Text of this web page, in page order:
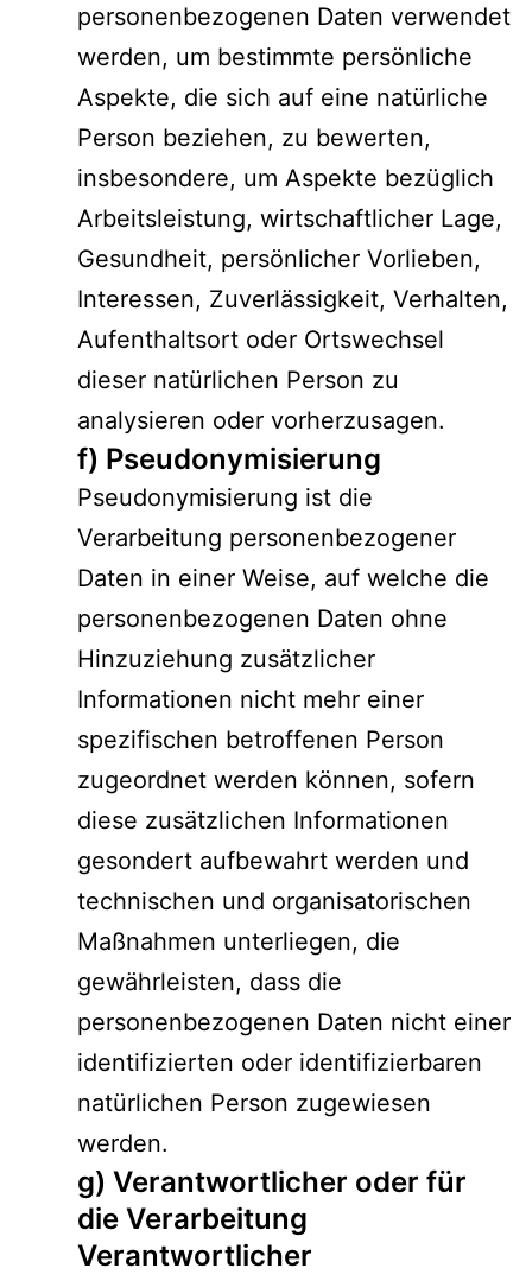
personenbezogenen Daten verwendet
werden, um bestimmte persönliche
Aspekte, die sich auf eine natürliche
Person beziehen, zu bewerten,
insbesondere, um Aspekte bezüglich
Arbeitsleistung, wirtschaftlicher Lage,
Gesundheit, persönlicher Vorlieben,
Interessen, Zuverlässigkeit, Verhalten,
Aufenthaltsort oder Ortswechsel
dieser natürlichen Person zu
analysieren oder vorherzusagen.
f) Pseudonymisierung
Pseudonymisierung ist die
Verarbeitung personenbezogener
Daten in einer Weise, auf welche die
personenbezogenen Daten ohne
Hinzuziehung zusätzlicher
Informationen nicht mehr einer
spezifischen betroffenen Person
zugeordnet werden können, sofern
diese zusätzlichen Informationen
gesondert aufbewahrt werden und
technischen und organisatorischen
Maßnahmen unterliegen, die
gewährleisten, dass die
personenbezogenen Daten nicht einer
identifizierten oder identifizierbaren
natürlichen Person zugewiesen
werden.
g) Verantwortlicher oder für
die Verarbeitung
Verantwortlicher